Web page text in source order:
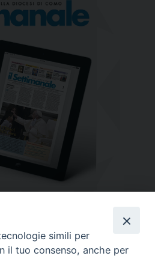
simili per
il tuo consenso, anche per